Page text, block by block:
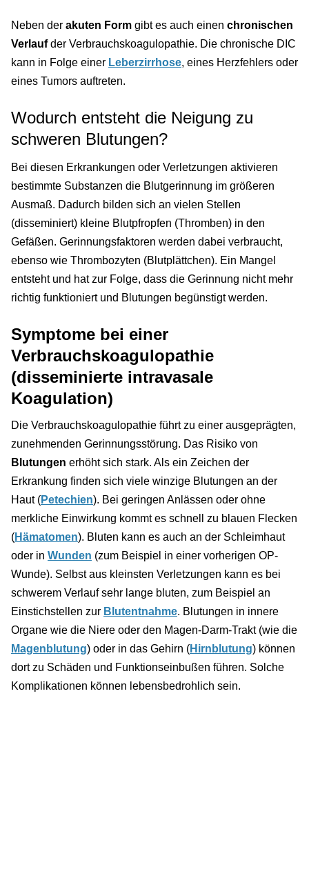
Neben der akuten Form gibt es auch einen chronischen
Verlaufder Verbrauchskoagulopathie. Die chronische DIC
kann in Folge einer Leberzirrhose, eines Herzfehlers oder
eines Tumors auftreten.
Wodurch entsteht die Neigung zu
schweren Blutungen?
Bei diesen Erkrankungen oder Verletzungen aktivieren
bestimmte Substanzen die Blutgerinnung im größeren
Ausmaß. Dadurch bilden sich an vielen Stellen
(disseminiert) kleine Blutpfropfen (Thromben) in den
Gefäßen. Gerinnungsfaktoren werden dabei verbraucht,
ebenso wie Thrombozyten (Blutplättchen). Ein Mangel
entsteht und hat zur Folge, dass die Gerinnung nicht mehr
richtig funktioniert und Blutungen begünstigt werden.
Symptome bei einer
Verbrauchskoagulopathie
(disseminierte intravasale
Koagulation)
Die Verbrauchskoagulopathie führt zu einer ausgeprägten,
zunehmenden Gerinnungsstörung. Das Risiko von
Blutungen erhöht sich stark. Als ein Zeichen der
Erkrankung finden sich viele winzige Blutungen an der
Haut (Petechien). Bei geringen Anlässen oder ohne
merkliche Einwirkung kommt es schnell zu blauen Flecken
(Hämatomen). Bluten kann es auch an der Schleimhaut
oder in Wunden (zum Beispiel in einer vorherigen OP-
Wunde). Selbst aus kleinsten Verletzungen kann es bei
schwerem Verlauf sehr lange bluten, zum Beispiel an
Einstichstellen zur Blutentnahme. Blutungen in innere
Organe wie die Niere oder den Magen-Darm-Trakt (wie die
Magenblutung) oder in das Gehirn (Hirnblutung) können
dort zu Schäden und Funktionseinbußen führen. Solche
Komplikationen können lebensbedrohlich sein.